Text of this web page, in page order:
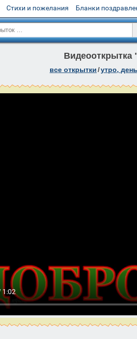
Стихи и пожелания Бланки
все открытки/утро,